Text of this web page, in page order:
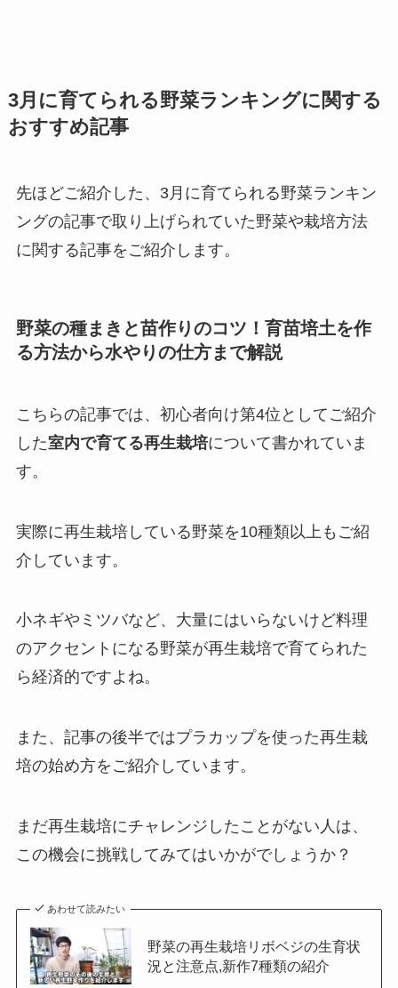
3月に育てられる野菜ランキングに関する
おすすめ記事
先ほどご紹介した、3月に育てられる野菜ランキン
ングの記事で取り上げられていた野菜や栽培方法
に関する記事をご紹介します。
野菜の種まきと苗作りのコツ！育苗培土を作
る方法から水やりの仕方まで解説
こちらの記事では、初心者向け第4位としてご紹介
した室内で育てる再生栽培について書かれていま
す。
実際に再生栽培している野菜を10種類以上もご紹
介しています。
小ネギやミツバなど、大量にはいらないけど料理
のアクセントになる野菜が再生栽培で育てられた
ら経済的ですよね。
また、記事の後半ではプラカップを使った再生栽
培の始め方をご紹介しています。
まだ再生栽培にチャレンジしたことがない人は、
この機会に挑戦してみてはいかがでしょうか？
あわせて読みたい
野菜の再生栽培リボベジの生育状
況と注意点,新作7種類の紹介